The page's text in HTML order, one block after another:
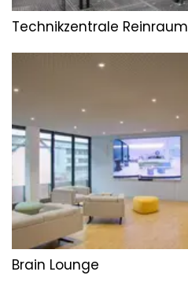
Technikzentrale Reinraum
Brain Lounge